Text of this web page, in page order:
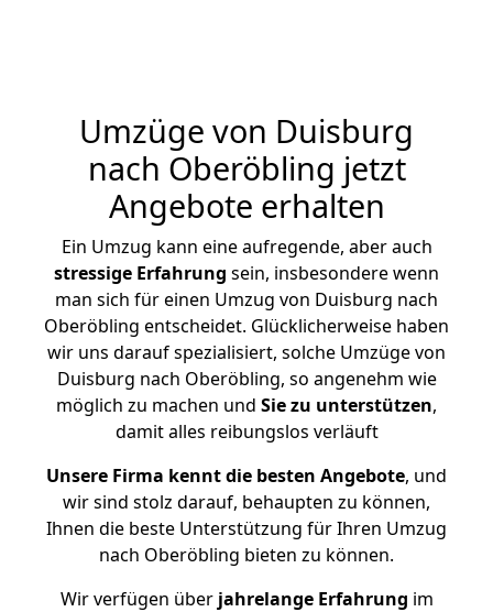
Umzüge von Duisburg
nach Oberöbling jetzt
Angebote erhalten
Ein Umzug kann eine aufregende, aber auch
stressige Erfahrung sein, insbesondere wenn
man sich für einen Umzug von Duisburg nach
Oberöbling entscheidet. Glücklicherweise haben
wir uns darauf spezialisiert, solche Umzüge von
Duisburg nach Oberöbling, so angenehm wie
möglich zu machen und Sie zu unterstützen,
damit alles reibungslos verläuft
Unsere Firma kennt die besten Angebote, und
wir sind stolz darauf, behaupten zu können,
Ihnen die beste Unterstützung für Ihren Umzug
nach Oberöbling bieten zu können.
Wir verfügen überjahrelange Erfahrung im